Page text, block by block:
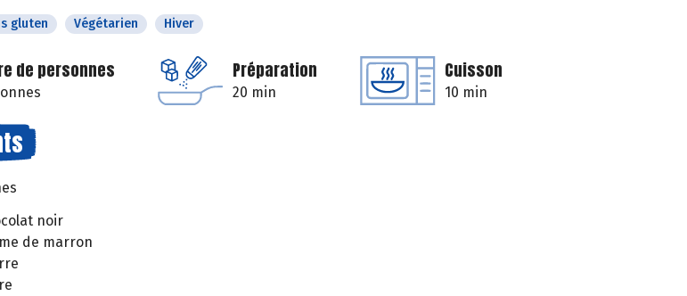
gluten Végétarien Hiver
de personnes Préparation
20 min
Cuisson
10 min
noir
de marron